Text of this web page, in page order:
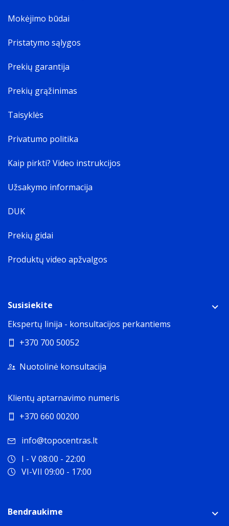
Mokėjimo būdai
Pristatymo sąlygos
Prekių garantija
Prekių grąžinimas
Taisyklės
Privatumo politika
Kaip pirkti? Video instrukcijos
Užsakymo informacija
DUK
Prekių gidai
Produktų video apžvalgos
Susisiekite
Ekspertų linija - konsultacijos perkantiems
+370 700 50052
Nuotolinė konsultacija
Klientų aptarnavimo numeris
+370 660 00200
info@topocentras.lt
I - V 08:00 - 22:00
VI-VII 09:00 - 17:00
Bendraukime